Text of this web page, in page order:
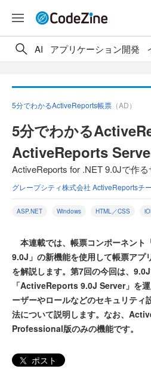
AI アプリケーション開発
5分でわかるActiveReports帳票 （AD）
5分でわかる
ActiveReports
ActiveReports for .NET 9.0Jで作る
グレープシティ株式会社 ActiveReportsチ
ASP.NET Windows HTML／CSS
本連載では、帳票コンポーネン
9.0J」の新機能を使用して帳票アプ
を解説します。第7回の今回は、
「ActiveReports 9.0J Server」を
ーザーやロールなどのセキュリティ
法について説明します。なお、
Professional版のみの機能です。
ポスト